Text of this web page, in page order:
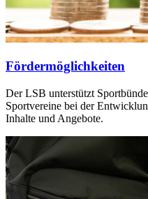
Fördermöglichkeiten
Der LSB unterstützt
Sportvereine bei der
Inhalte und Angebote.